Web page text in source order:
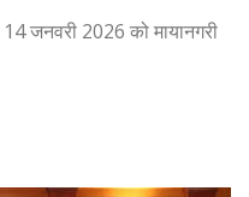
जनवरी 2026 को मायानगरी